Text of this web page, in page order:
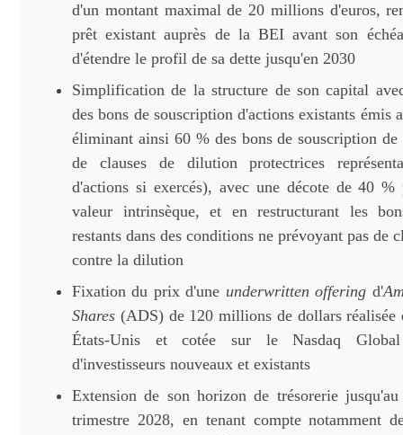
d'un montant maximal de 20 millions d'euros,
prêt existant auprès de la BEI avant son
d'étendre le profil de sa dette jusqu'en 2030
Simplification de la structure de son capital
des bons de souscription d'actions existants émis
éliminant ainsi 60 % des bons de souscription
de clauses de dilution protectrices
d'actions si exercés), avec une décote de 40
valeur intrinsèque, et en restructurant les
restants dans des conditions ne prévoyant pas de
contre la dilution
Fixation du prix d'une underwritten offering d'
Shares (ADS) de 120 millions de dollars réalisée
États-Unis et cotée sur le Nasdaq
d'investisseurs nouveaux et existants
Extension de son horizon de trésorerie
trimestre 2028, en tenant compte notamment